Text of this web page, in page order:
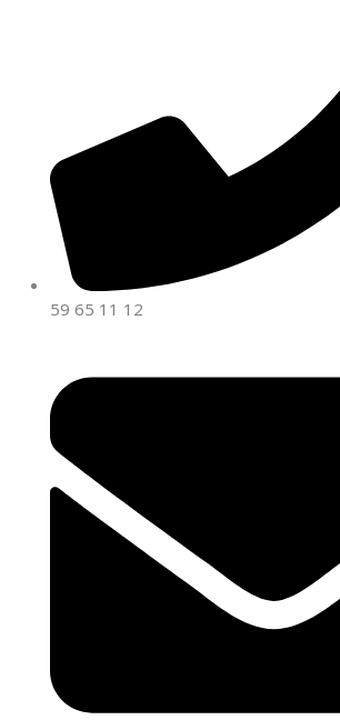
59 65 11 12